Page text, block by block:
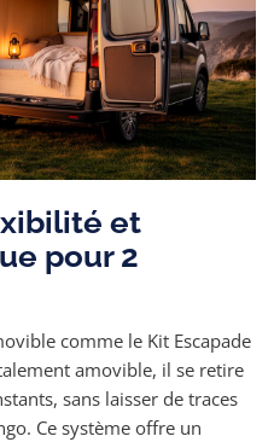
et
pour 2
comme le Kit Escapade
amovible, il se retire
sans laisser de traces
Ce système offre un